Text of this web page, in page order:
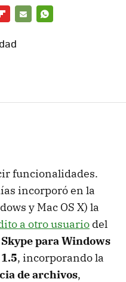
MAIL
funcionalidades.
incorporó en la
y Mac OS X) la
a otro usuario del
Skype para Windows
, incorporando la
de archivos,